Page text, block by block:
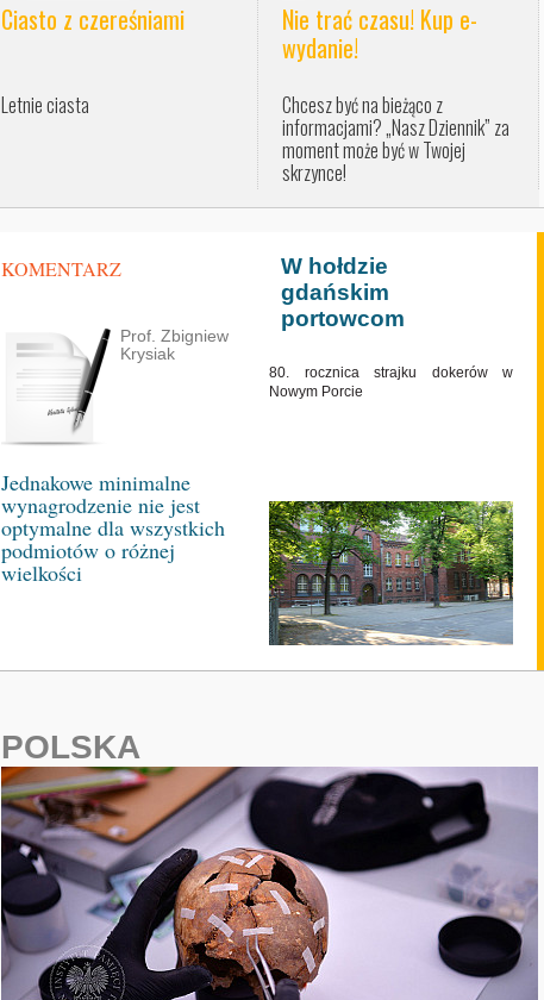
Ciasto z czereśniami
Letnie ciasta
Nie trać czasu! Kup e-
wydanie!
Chcesz być na bieżąco z
informacjami? „Nasz Dziennik” za
moment może być w Twojej
skrzynce!
KOMENTARZ
Prof. Zbigniew
Krysiak
Jednakowe minimalne
wynagrodzenie nie jest
optymalne dla wszystkich
podmiotów o różnej
wielkości
W hołdzie
gdańskim
portowcom
80. rocznica strajku dokerów w
Nowym Porcie
POLSKA